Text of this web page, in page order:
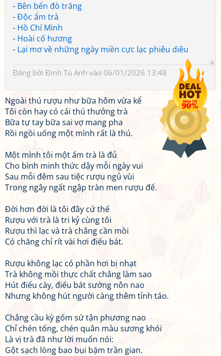
- Bên bến đò trăng
-Độc ẩm trà
- Hồ Chí Minh
- Hoài cố hương
- Lại mơ về những ngày miền cực lạc phiêu diêu
Đăng bởi Đinh Tú Anh vào 06/01/2026 13:48
Ngoài thú rượu như bữa hôm vừa kể
Tôi còn hay có cái thú thưởng trà
Bữa tự tay bữa sai vợ mang pha
Rồi ngồi uống một mình rất là thú.
Một mình tôi một ấm trà là đủ
Cho bình minh thức dậy mỗi ngày vui
Sau mỗi đêm sau tiệc rượu ngủ vùi
Trong ngây ngất ngập tràn men rượu đế.
Đời hơn đời là tôi đây cứ thế
Rượu với trà là tri kỷ cùng tôi
Rượu thì lạc và trà chẳng cần mồi
Có chăng chỉ rít vài hơi điếu bát.
Rượu không lạc có phần hơi bị nhạt
Trà không mồi thực chất chẳng làm sao
Hút điếu cày, điếu bát sướng nôn nao
Nhưng không hút người càng thêm tỉnh táo.
Chẳng cầu kỳ gốm sứ tận phương nao
Chỉ chén tống, chén quân màu sương khói
Là vị trà đã như lời muốn nói:
Gột sạch lòng bao bụi bặm trần gian.